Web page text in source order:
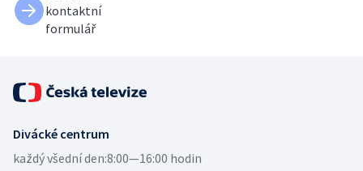
kontaktní
formulář
Divácké centrum
každý všední den:8:00—16:00 hodin